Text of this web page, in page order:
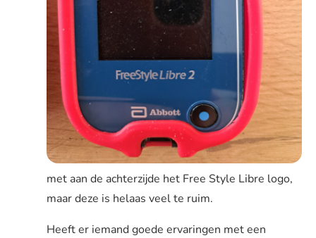
met aan de achterzijde het Free Style Libre logo,
maar deze is helaas veel te ruim.
Heeft er iemand goede ervaringen met een